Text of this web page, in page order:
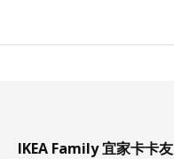
IKEA Family 宜家卡卡友